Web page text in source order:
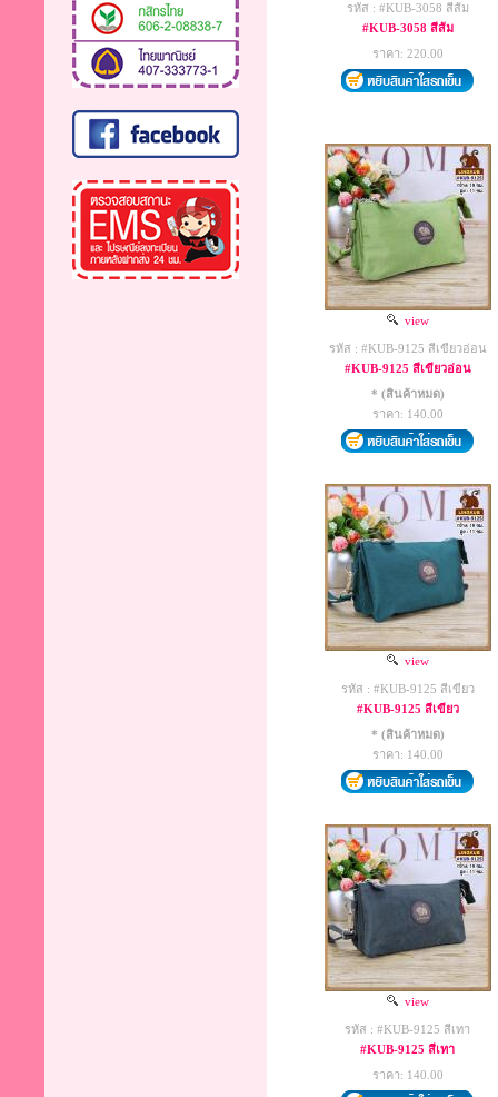
รหัส : #KUB-3058 สีส้ม
#KUB-3058 สีส้ม
ราคา: 220.00
view
รหัส : #KUB-9125 สีเขียวอ่อน
#KUB-9125 สีเขียวอ่อน
* (สินค้าหมด)
ราคา: 140.00
view
รหัส : #KUB-9125 สีเขียว
#KUB-9125 สีเขียว
* (สินค้าหมด)
ราคา: 140.00
view
รหัส : #KUB-9125 สีเทา
#KUB-9125 สีเทา
ราคา: 140.00